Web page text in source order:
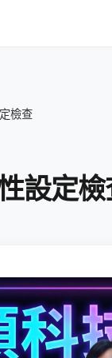
檢查
設定檢